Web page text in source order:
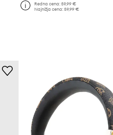
Redna cena: 59,99 €
Najnižja cena: 59,99 €